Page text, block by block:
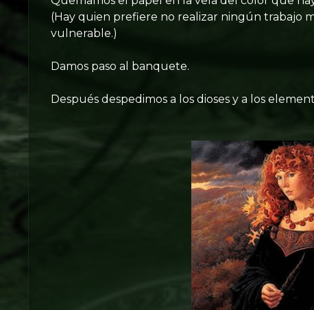
(Hay quien prefiere no realizar ningún trabajo
vulnerable.)
Damos paso al banquete.
Después despedimos a los dioses y a los